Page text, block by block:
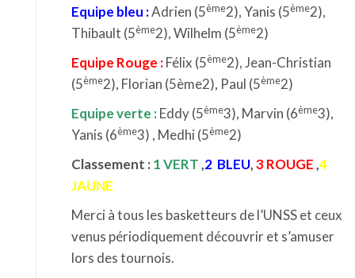
Equipe bleu :Adrien (5ème2), Yanis (5ème2),
Thibault (5ème2), Wilhelm (5ème2)
Equipe Rouge :Félix (5ème2), Jean-Christian
(5ème2), Florian (5ème2), Paul (5ème2)
Equipe verte :Eddy (5ème3), Marvin (6ème3),
Yanis (6ème3) , Medhi (5ème2)
Classement : 1 VERT,2 BLEU,3 ROUGE,4
JAUNE
Merci à tous les basketteurs de l’UNSS et ceux
venus périodiquement découvrir et s’amuser
lors des tournois.